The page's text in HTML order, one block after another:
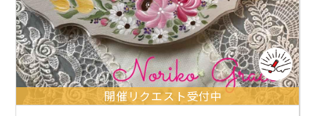
開催リクエスト受付中